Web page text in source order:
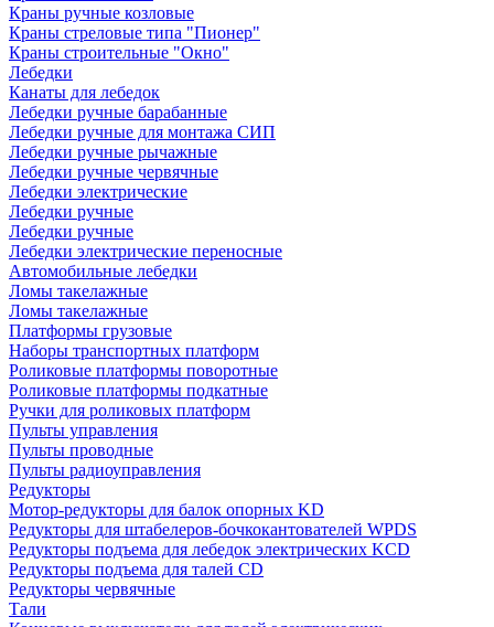
Краны ручные козловые
Краны стреловые типа "Пионер"
Краны строительные "Окно"
Лебедки
Канаты для лебедок
Лебедки ручные барабанные
Лебедки ручные для монтажа СИП
Лебедки ручные рычажные
Лебедки ручные червячные
Лебедки электрические
Лебедки ручные
Лебедки ручные
Лебедки электрические переносные
Автомобильные лебедки
Ломы такелажные
Ломы такелажные
Платформы грузовые
Наборы транспортных платформ
Роликовые платформы поворотные
Роликовые платформы подкатные
Ручки для роликовых платформ
Пульты управления
Пульты проводные
Пульты радиоуправления
Редукторы
Мотор-редукторы для балок опорных KD
Редукторы для штабелеров-бочкокантователей WPDS
Редукторы подъема для лебедок электрических KCD
Редукторы подъема для талей CD
Редукторы червячные
Тали